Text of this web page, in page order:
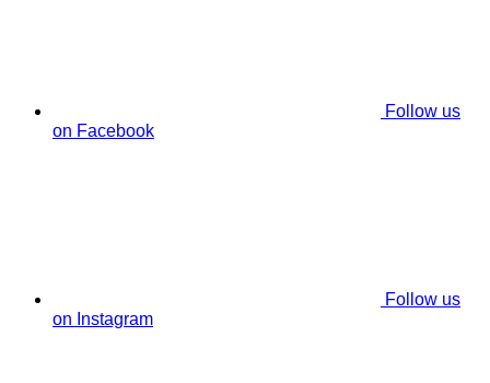
Follow us
on Facebook
Follow us
on Instagram